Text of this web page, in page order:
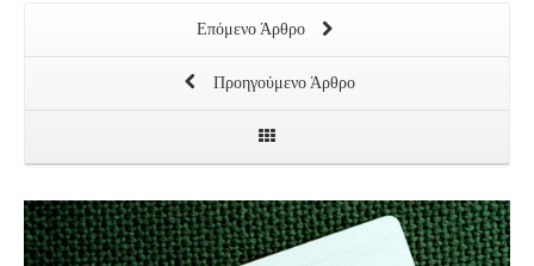
Επόμενο Άρθρο
Προηγούμενο Άρθρο